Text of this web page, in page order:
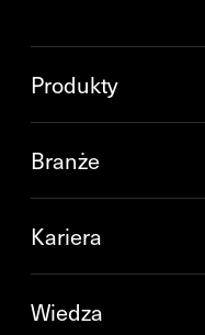
Produkty
Branże
Kariera
Wiedza